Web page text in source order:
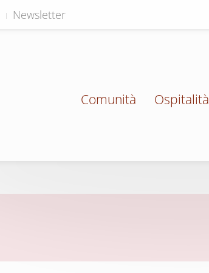
Newsletter
Comunità Ospitalità